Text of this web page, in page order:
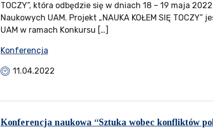
TOCZY”, która odbędzie się w dniach 18 – 19 maja
Naukowych UAM. Projekt „NAUKA KOŁEM SIĘ
UAM w ramach Konkursu […]
Konferencja
11.04.2022
Konferencja naukowa “Sztuka wobec konfliktów